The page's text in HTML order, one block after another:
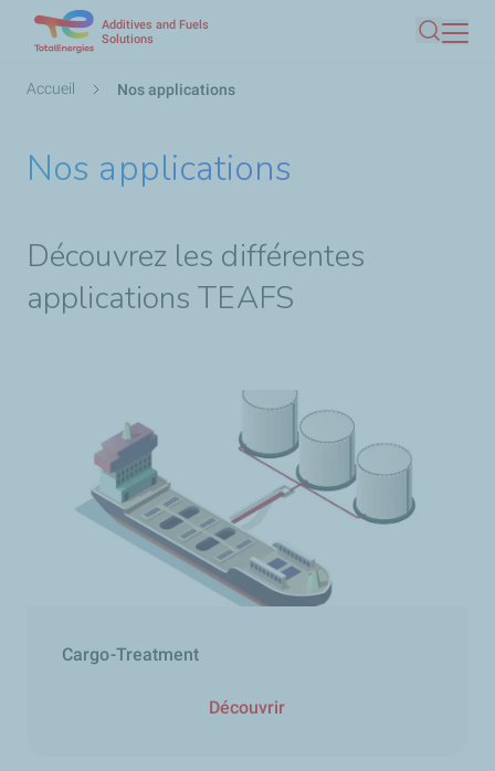
Additives and Fuels
Solutions
Fil
Accueil Nos applications
Nos applications
Découvrez les différentes
applications TEAFS
Cargo-Treatment
Découvrir